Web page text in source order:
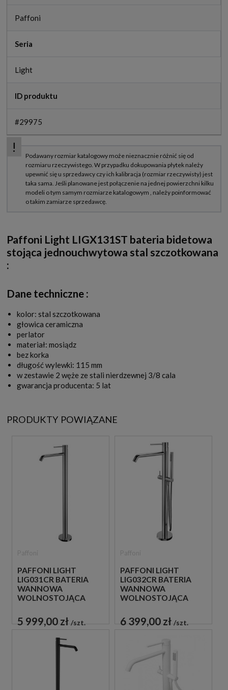
Paffoni
Seria
Light
ID produktu
#29975
Paffoni Light LIGX131ST bateria bidetowa
stojąca jednouchwytowa stal szczotkowana
:
Dane techniczne :
kolor: stal szczotkowana
głowica ceramiczna
perlator
materiał: mosiądz
bez korka
długość wylewki: 115 mm
w zestawie 2 węże ze stali nierdzewnej 3/8 cala
gwarancja producenta: 5 lat
PRODUKTY POWIĄZANE
PAFFONI LIGHT
LIG031CR BATERIA
WANNOWA
WOLNOSTOJĄCA
5 999,00 zł szt.
PAFFONI LIGHT
LIG032CR BATERIA
WANNOWA
WOLNOSTOJĄCA
6 399,00 zł szt.